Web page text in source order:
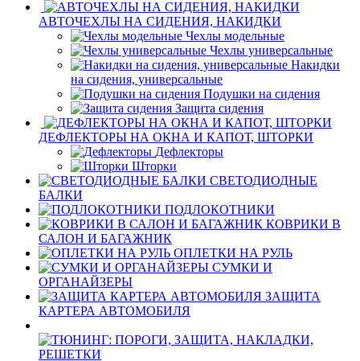
АВТОЧЕХЛЫ НА СИДЕНИЯ, НАКИДКИ
Чехлы модельные
Чехлы универсальные
Накидки
на сидения, универсальные
Подушки на сидения
Защита сидения
ДЕФЛЕКТОРЫ НА ОКНА И КАПОТ, ШТОРКИ
Дефлекторы
Шторки
СВЕТОДИОДНЫЕ
БАЛКИ
ПОДЛОКОТНИКИ
КОВРИКИ В
САЛОН И БАГАЖНИК
ОПЛЕТКИ НА РУЛЬ
СУМКИ И
ОРГАНАЙЗЕРЫ
ЗАЩИТА
КАРТЕРА АВТОМОБИЛЯ